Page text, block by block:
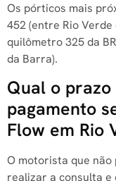
Os pórticos mais
452 (entre Rio Verde
quilômetro 325 da
da Barra).
Qual o
pagamento
Flow em Rio
O motorista que
realizar a consulta e